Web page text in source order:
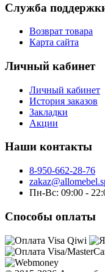
Служба
Возврат товара
Карта сайта
Личный кабинет
Личный кабинет
История заказов
Закладки
Акции
Наши контакты
8-950-662-28-76
Пн-Вс: 09:00 -
Способы оплаты